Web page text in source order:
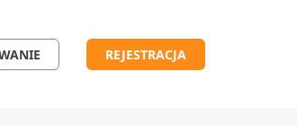
REJESTRACJA